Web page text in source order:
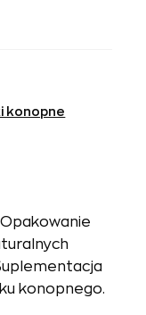
konopne
konopnego.